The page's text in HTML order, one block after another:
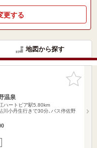
更する
地図から探す
お気に入
りに追加
温泉
ハートピア駅5.80km
川小丹生行きで30分､バス停佐野